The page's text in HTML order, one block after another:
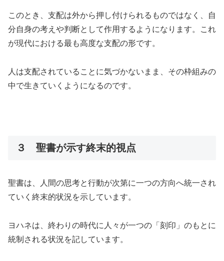
このとき、支配は外から押し付けられるものではなく、自
分自身の考えや判断として作用するようになります。これ
が現代における最も高度な支配の形です。
人は支配されていることに気づかないまま、その枠組みの
中で生きていくようになるのです。
３ 聖書が示す終末的視点
聖書は、人間の思考と行動が次第に一つの方向へ統一され
ていく終末的状況を示しています。
ヨハネは、終わりの時代に人々が一つの「刻印」のもとに
統制される状況を記しています。